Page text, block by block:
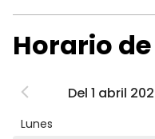
Horario
Del 1 abril
Lunes